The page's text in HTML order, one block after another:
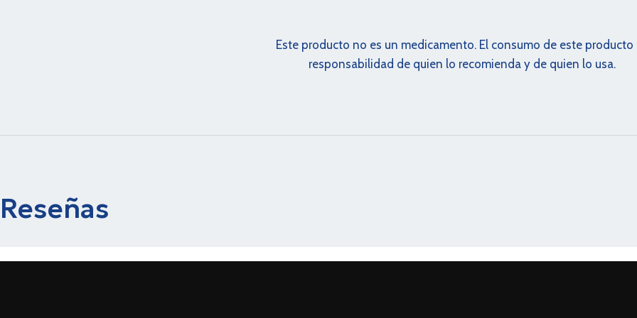
Este producto no es un medicamento. El consumo de este producto
responsabilidad de quien lo recomienda y de quien lo usa.
Reseñas